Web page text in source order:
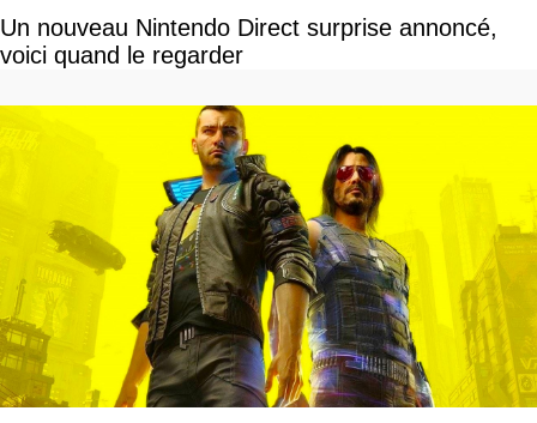
Un nouveau Nintendo Direct surprise annoncé,
voici quand le regarder